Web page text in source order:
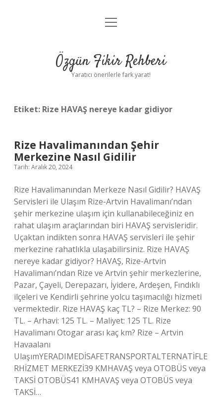
Gizlilik Politikası
Yasal Uyarı
menüyü
Özgün Fikir Rehberi
Yaratıcı önerilerle fark yarat!
Etiket: Rize HAVAŞ nereye kadar gidiyor
Rize Havalimanından Şehir
Merkezine Nasıl Gidilir
Tarih: Aralık 20, 2024
Rize Havalimanından Merkeze Nasıl Gidilir? HAVAŞ
Servisleri ile Ulaşım Rize-Artvin Havalimanı’ndan
şehir merkezine ulaşım için kullanabileceğiniz en
rahat ulaşım araçlarından biri HAVAŞ servisleridir.
Uçaktan indikten sonra HAVAŞ servisleri ile şehir
merkezine rahatlıkla ulaşabilirsiniz. Rize HAVAŞ
nereye kadar gidiyor? HAVAŞ, Rize-Artvin
Havalimanı’ndan Rize ve Artvin şehir merkezlerine,
Pazar, Çayeli, Derepazarı, İyidere, Ardeşen, Fındıklı
ilçeleri ve Kendirli şehrine yolcu taşımacılığı hizmeti
vermektedir. Rize HAVAŞ kaç TL? – Rize Merkez: 90
TL. – Arhavi: 125 TL. – Maliyet: 125 TL. Rize
Havalimanı Otogar arası kaç km? Rize – Artvin
Havaalanı
UlaşımYERADIMEDİSAFETRANSPORTALTERNATİFLE
RHİZMET MERKEZİ39 KMHAVAŞ veya OTOBÜS veya
TAKSİ OTOBÜS41 KMHAVAŞ veya OTOBÜS veya
TAKSİ…